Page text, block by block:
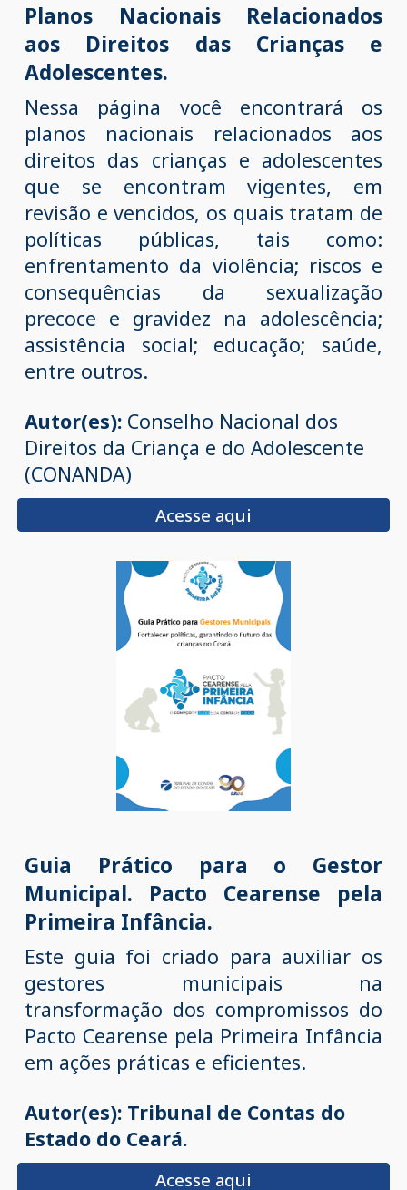
Planos Nacionais Relacionados
aos Direitos das Crianças e
Adolescentes.
Nessa página você encontrará os
planos nacionais relacionados aos
direitos das crianças e adolescentes
que se encontram vigentes, em
revisão e vencidos, os quais tratam de
políticas públicas, tais como:
enfrentamento da violência; riscos e
consequências da sexualização
precoce e gravidez na adolescência;
assistência social; educação; saúde,
entre outros.
Autor(es): Conselho Nacional dos
Direitos da Criança e do Adolescente
(CONANDA)
Acesse aqui
Guia Prático para o Gestor
Municipal. Pacto Cearense pela
Primeira Infância.
Este guia foi criado para auxiliar os
gestores municipais na
transformação dos compromissos do
Pacto Cearense pela Primeira Infância
em ações práticas e eficientes.
Autor(es): Tribunal de Contas do
Estado do Ceará.
Acesse aqui